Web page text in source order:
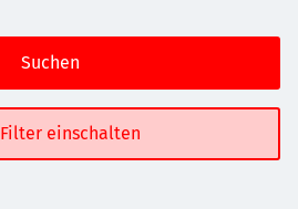
Suchen
Filter einschalten